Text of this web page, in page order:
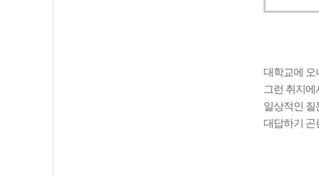
대학교에 오
그런 취지
일상적인 질
대답하기 곤